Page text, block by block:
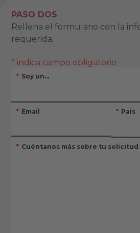
PASO DOS
Rellena el formulario con la
requerida.